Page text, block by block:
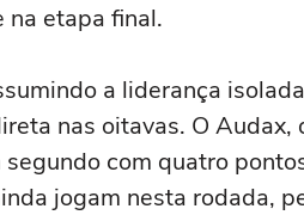
etapa final.
a liderança
nas oitavas. O Audax,
com quatro
jogam nesta rodada,